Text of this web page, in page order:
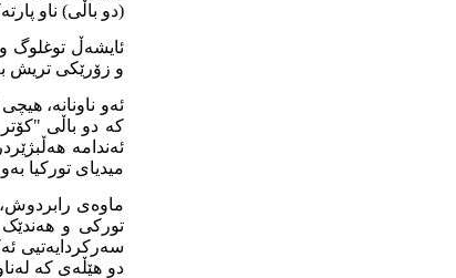
(دو باڵی) ناو
ئایشەڵ توغلوگ
و زۆرێکی تریش
میدیای تورکیا
سەرکردایەتیی
دو هێڵەی کە